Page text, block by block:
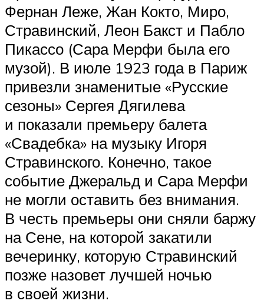
Фернан Леже, Жан Кокто, Миро,
Стравинский, Леон Бакст и Пабло
Пикассо (Сара Мерфи была его
музой). В июле 1923 года в Париж
привезли знаменитые «Русские
сезоны» Сергея Дягилева
и показали премьеру балета
«Свадебка» на музыку Игоря
Стравинского. Конечно, такое
событие Джеральд и Сара Мерфи
не могли оставить без внимания.
В честь премьеры они сняли баржу
на Сене, на которой закатили
вечеринку, которую Стравинский
позже назовет лучшей ночью
в своей жизни.